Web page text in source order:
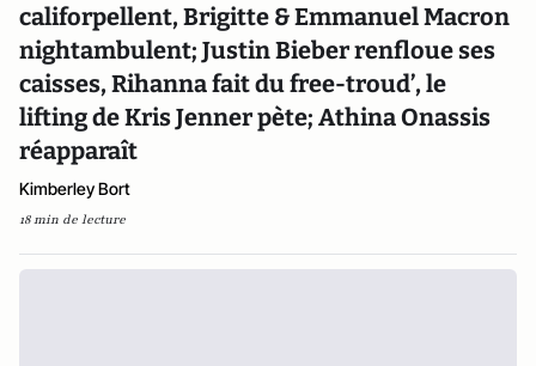
califorpellent, Brigitte & Emmanuel Macron
nightambulent; Justin Bieber renfloue ses
caisses, Rihanna fait du free-troud’, le
lifting de Kris Jenner pète; Athina Onassis
réapparaît
Kimberley Bort
18 min de lecture